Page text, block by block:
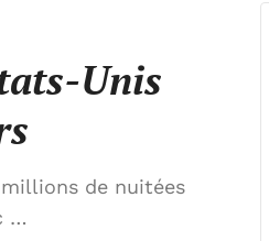
Unis
de nuitées
…